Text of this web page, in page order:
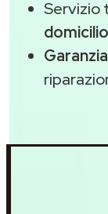
Servizio
Garanzia